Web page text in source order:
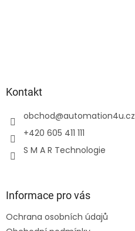
Kontakt
obchod@automation4u.cz
+420 605 411 111
S M A R Technologie
Informace pro vás
Ochrana osobních údajů